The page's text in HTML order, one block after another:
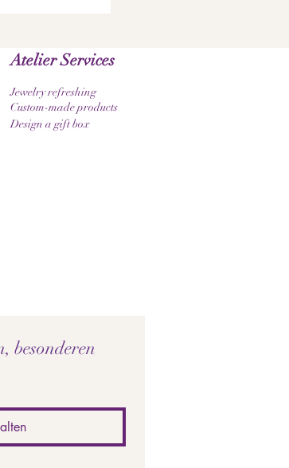
Atelier Services
Jewelry refreshing
Custom-made products
Design a gift box
besonderen